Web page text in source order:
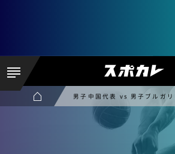
男子中国代表 vs 男子ブルガリ